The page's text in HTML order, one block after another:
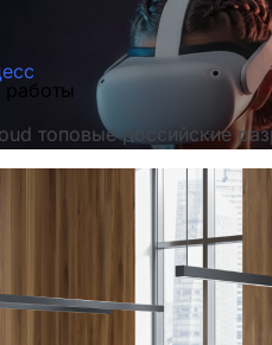
работы
топовые российские